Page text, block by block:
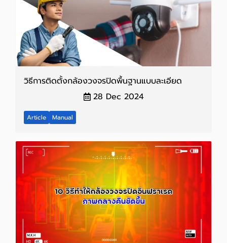
วิธีการติดตั้งกล้องวงจรปิดพื้นฐานแบบละเอียด
28 Dec 2024
Article Manual